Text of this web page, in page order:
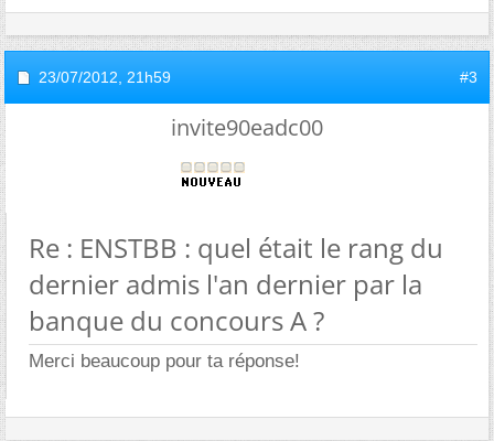
23/07/2012, 21h59 #3
invite90eadc00
Re : ENSTBB : quel était le rang du
dernier admis l'an dernier par la
banque du concours A ?
Merci beaucoup pour ta réponse!